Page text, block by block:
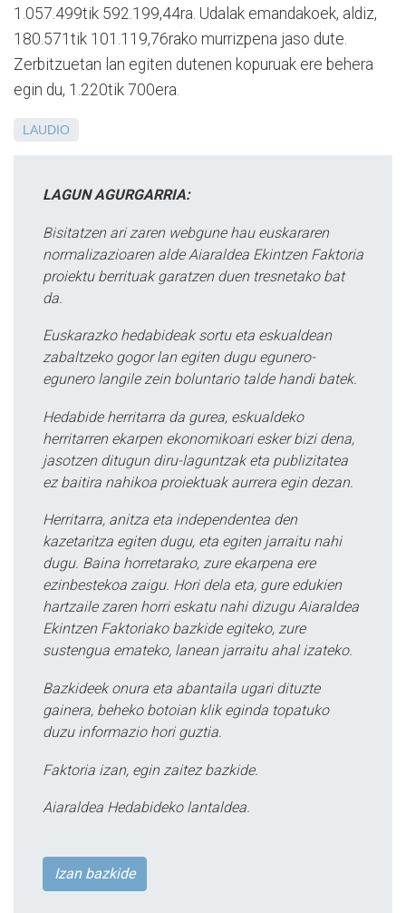
1.057.499tik 592.199,44ra. Udalak emandakoek, aldiz,
180.571tik 101.119,76rako murrizpena jaso dute.
Zerbitzuetan lan egiten dutenen kopuruak ere behera
egin du, 1.220tik 700era.
LAUDIO
LAGUN AGURGARRIA:
Bisitatzen ari zaren webgune hau euskararen
normalizazioaren alde Aiaraldea Ekintzen Faktoria
proiektu berrituak garatzen duen tresnetako bat
da.
Euskarazko hedabideak sortu eta eskualdean
zabaltzeko gogor lan egiten dugu egunero-
egunero langile zein boluntario talde handi batek.
Hedabide herritarra da gurea, eskualdeko
herritarren ekarpen ekonomikoari esker bizi dena,
jasotzen ditugun diru-laguntzak eta publizitatea
ez baitira nahikoa proiektuak aurrera egin dezan.
Herritarra, anitza eta independentea den
kazetaritza egiten dugu, eta egiten jarraitu nahi
dugu. Baina horretarako, zure ekarpena ere
ezinbestekoa zaigu. Hori dela eta, gure edukien
hartzaile zaren horri eskatu nahi dizugu Aiaraldea
Ekintzen Faktoriako bazkide egiteko, zure
sustengua emateko, lanean jarraitu ahal izateko.
Bazkideek onura eta abantaila ugari dituzte
gainera, beheko botoian klik eginda topatuko
duzu informazio hori guztia.
Faktoria izan, egin zaitez bazkide.
Aiaraldea Hedabideko lantaldea.
Izan bazkide